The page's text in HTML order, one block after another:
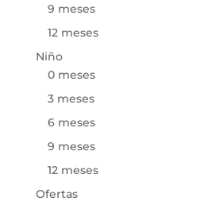
9 meses
12 meses
Niño
0 meses
3 meses
6 meses
9 meses
12 meses
Ofertas